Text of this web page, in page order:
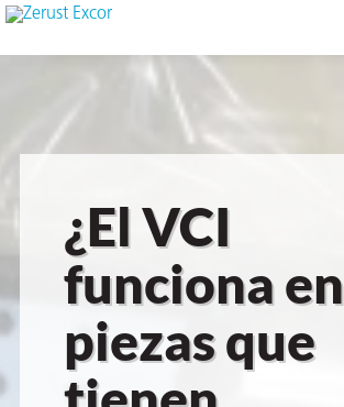
¿El VCI
funciona en
piezas que
Ambiente